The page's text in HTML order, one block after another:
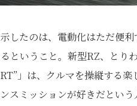
したのは、電動化はただ便
ということ。新型RZ、とり
」は、クルマを操縦する
スミッションが好きだとい